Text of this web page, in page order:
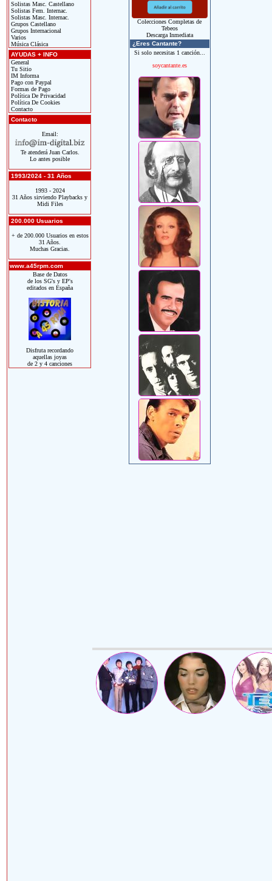
Solistas Masc. Castellano
Solistas Fem. Internac.
Solistas Masc. Internac.
Grupos Castellano
Grupos Internacional
Varios
Música Clásica
AYUDAS + INFO
General
Tu Sitio
IM Informa
Pago con Paypal
Formas de Pago
Política De Privacidad
Política De Cookies
Contacto
Contacto
Email:
Te atenderá Juan Carlos.
Lo antes posible
1993/2024 - 31 Años
1993 - 2024
31 Años sirviendo Playbacks y
Midi Files
200.000 Usuarios
+ de 200.000 Usuarios en estos
31 Años.
Muchas Gracias.
www.a45rpm.com
Base de Datos
de los SG's y EP's
editados en España
Disfruta recordando
aquellas joyas
de 2 y 4 canciones
Colecciones Completas de
Tebeos
Descarga Inmediata
¿Eres Cantante?
Si solo necesitas 1 canción...
soycantante.es